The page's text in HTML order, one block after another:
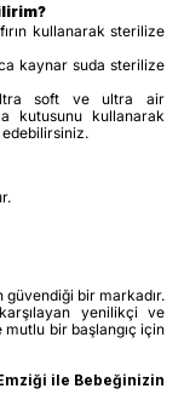
kullanarak sterilize
kaynar suda sterilize
soft ve ultra air
kutusunu kullanarak
edebilirsiniz.
bir markadır.
yenilikçi ve
mutlu bir başlangıç için
ile Bebeğinizin